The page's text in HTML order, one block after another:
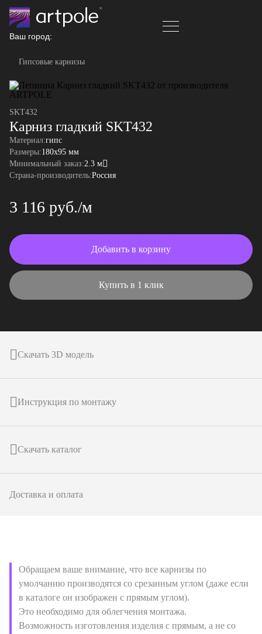
Ваш город:
Гипсовые карнизы
SKT432
Карниз гладкий SKT432
Материал:гипс
Размеры:180x95 мм
Минимальный заказ:2.3 м
Страна-производитель:Россия
3 116 руб./м
Добавить в корзину
Купить в 1 клик
Скачать 3D модель
Инструкция по монтажу
Скачать каталог
Доставка и оплата
Обращаем ваше внимание, что все карнизы по
умолчанию производятся со срезанным углом (даже если
в каталоге он изображен с прямым углом).
Это необходимо для облегчения монтажа.
Возможность изготовления изделия с прямым, а не со